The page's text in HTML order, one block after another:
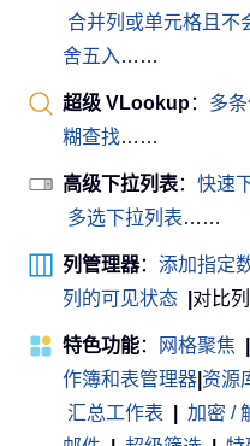
合并列或单元格且不
舍五入 ……
超级 VLookup： 多
糊查找……
高级下拉列表： 快速
多选下拉列表……
列管理器： 添加指定
列的可见状态
对比
特色功能： 网格聚焦
作簿和表管理器 资源
汇总工作表
加密 /